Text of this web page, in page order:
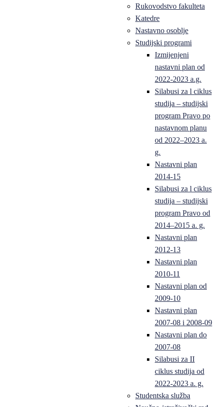
Rukovodstvo fakulteta
Katedre
Nastavno osoblje
Studijski programi
Izmijenjeni
nastavni plan od
2022-2023 a.g.
Silabusi za l ciklus
studija – studijski
program Pravo po
nastavnom planu
od 2022–2023 a.
g.
Nastavni plan
2014-15
Silabusi za l ciklus
studija – studijski
program Pravo od
2014–2015 a. g.
Nastavni plan
2012-13
Nastavni plan
2010-11
Nastavni plan od
2009-10
Nastavni plan
2007-08 i 2008-09
Nastavni plan do
2007-08
Silabusi za II
ciklus studija od
2022-2023 a. g.
Studentska služba